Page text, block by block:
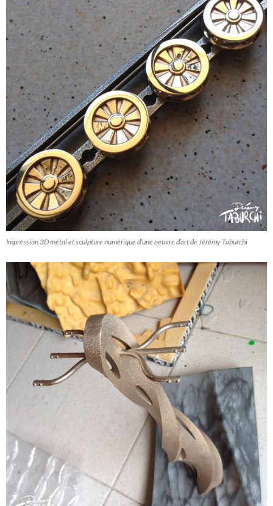
Impression 3D métal et sculpture numérique d’une oeuvre d’art de Jérémy Taburchi